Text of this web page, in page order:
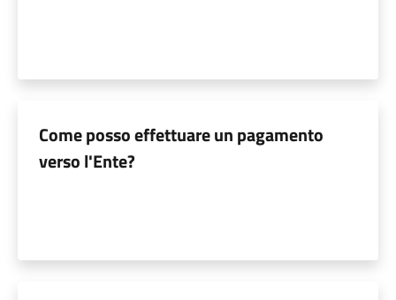
Come posso effettuare un pagamento
verso l'Ente?